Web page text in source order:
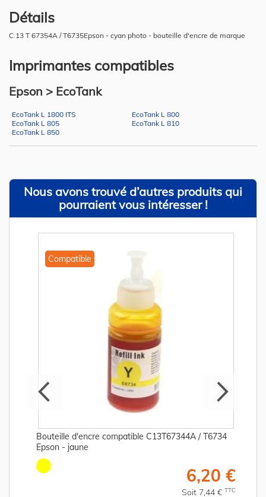
Détails
C 13 T 67354A / T6735Epson - cyan photo - bouteille d'encre de marque
Imprimantes compatibles
Epson > EcoTank
EcoTank L 1800 ITS
EcoTank L 800
EcoTank L 805
EcoTank L 810
EcoTank L 850
Nous avons trouvé d’autres produits qui
pourraient vous intéresser !
Compatible
Bouteille d'encre compatible C13T67344A / T6734
Epson - jaune
6,20 €
Soit 7,44 € TTC